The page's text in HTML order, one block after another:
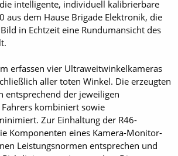
intelligente, individuell kalibrierbare
aus dem Hause Brigade Elektronik, die
in Echtzeit eine Rundumansicht des
erfassen vier Ultraweitwinkelkameras
aller toten Winkel. Die erzeugten
entsprechend der jeweiligen
kombiniert sowie
Zur Einhaltung der R46-
Komponenten eines Kamera-Monitor-
Leistungsnormen entsprechen und